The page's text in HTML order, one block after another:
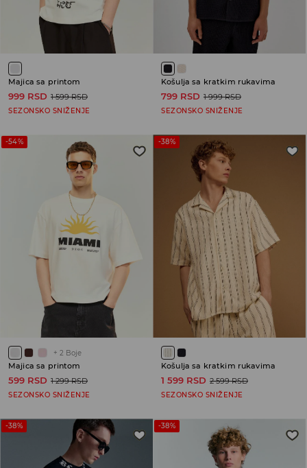
Majica sa printom
999 RSD 1 599 RSD
SEZONSKO SNIŽENJE
Košulja sa kratkim rukavima
799 RSD 1 999 RSD
SEZONSKO SNIŽENJE
-54%
+ 2 Boje
Majica sa printom
599 RSD 1 299 RSD
SEZONSKO SNIŽENJE
-38%
Košulja sa kratkim rukavima
1 599 RSD 2 599 RSD
SEZONSKO SNIŽENJE
-38% -38%